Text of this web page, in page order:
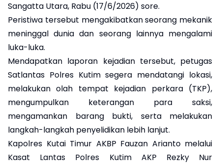
Sangatta Utara, Rabu (17/6/2026) sore.
Peristiwa tersebut mengakibatkan seorang mekanik
meninggal dunia dan seorang lainnya mengalami
luka-luka.
Mendapatkan laporan kejadian tersebut, petugas
Satlantas Polres Kutim segera mendatangi lokasi,
melakukan olah tempat kejadian perkara (TKP),
mengumpulkan keterangan para saksi,
mengamankan barang bukti, serta melakukan
langkah-langkah penyelidikan lebih lanjut.
Kapolres Kutai Timur AKBP Fauzan Arianto melalui
Kasat Lantas Polres Kutim AKP Rezky Nur